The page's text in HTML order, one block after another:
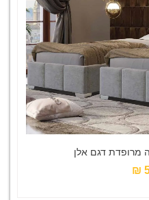
מרופדת דגם אלן